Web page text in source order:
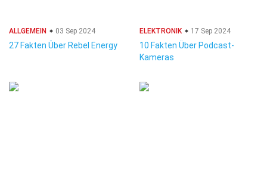
ALLGEMEIN 03 Sep 2024
27 Fakten Über Rebel Energy
ELEKTRONIK 17 Sep 2024
10 Fakten Über Podcast-
Kameras